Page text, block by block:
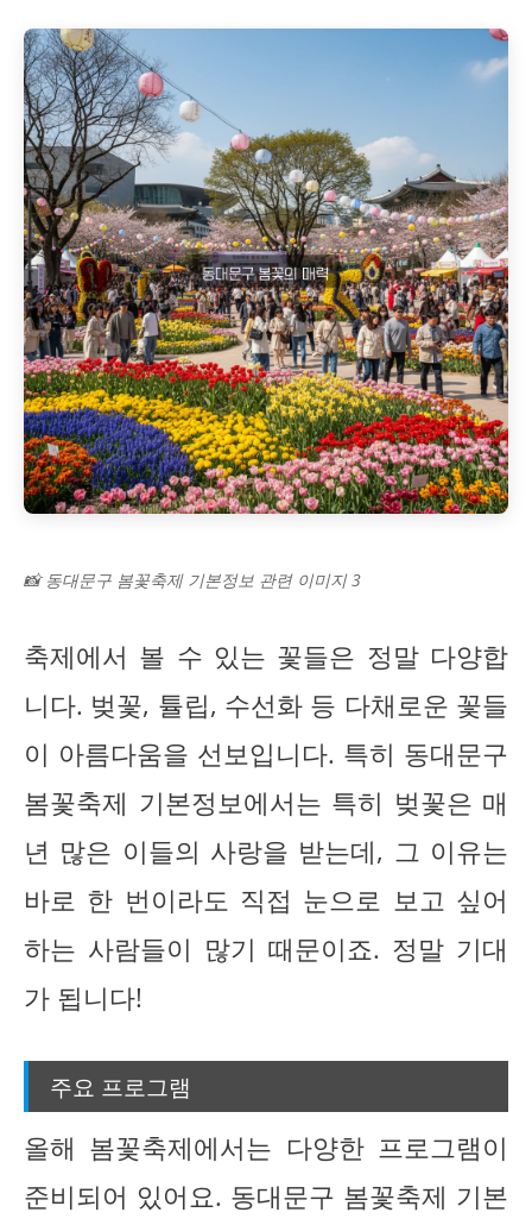
📸 동대문구 봄꽃축제 기본정보 관련 이미지 3
축제에서 볼 수 있는 꽃들은 정말 다양합
니다. 벚꽃, 튤립, 수선화 등 다채로운 꽃들
이 아름다움을 선보입니다. 특히 동대문구
봄꽃축제 기본정보에서는 특히 벚꽃은 매
년 많은 이들의 사랑을 받는데, 그 이유는
바로 한 번이라도 직접 눈으로 보고 싶어
하는 사람들이 많기 때문이죠. 정말 기대
가 됩니다!
주요 프로그램
올해 봄꽃축제에서는 다양한 프로그램이
준비되어 있어요. 동대문구 봄꽃축제 기본